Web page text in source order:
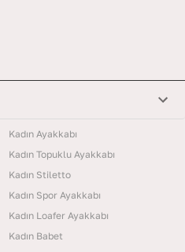
Kadın Ayakkabı
Kadın Topuklu Ayakkabı
Kadın Stiletto
Kadın Spor Ayakkabı
Kadın Loafer Ayakkabı
Kadın Babet